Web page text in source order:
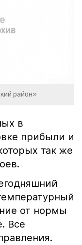
район»
в
прибыли и
так же
от нормы
Все